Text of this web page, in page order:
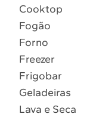
8º Embutir
9º Combos
Cooktop
Fogão
Forno
Freezer
Frigobar
Geladeiras
Lava e Seca